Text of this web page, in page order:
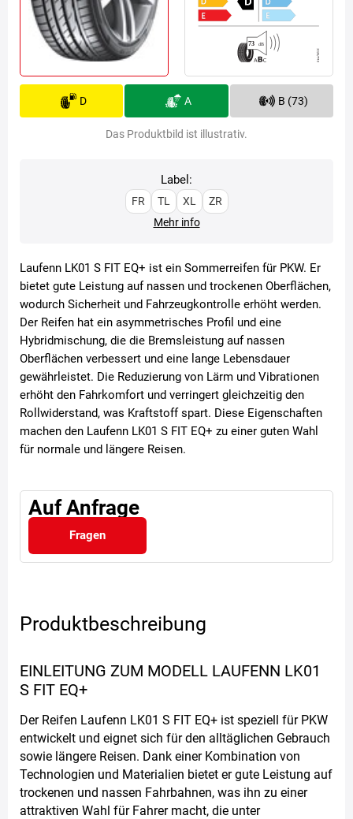
D A B (73)
Das Produktbild ist illustrativ.
Label:
FR TL XL
ZR
Mehr info
Laufenn LK01 S FIT EQ+ ist ein Sommerreifen für PKW. Er
bietet gute Leistung auf nassen und trockenen Oberflächen,
wodurch Sicherheit und Fahrzeugkontrolle erhöht werden.
Der Reifen hat ein asymmetrisches Profil und eine
Hybridmischung, die die Bremsleistung auf nassen
Oberflächen verbessert und eine lange Lebensdauer
gewährleistet. Die Reduzierung von Lärm und Vibrationen
erhöht den Fahrkomfort und verringert gleichzeitig den
Rollwiderstand, was Kraftstoff spart. Diese Eigenschaften
machen den Laufenn LK01 S FIT EQ+ zu einer guten Wahl
für normale und längere Reisen.
Auf Anfrage
Fragen
Produktbeschreibung
EINLEITUNG ZUM MODELL LAUFENN LK01
S FIT EQ+
Der Reifen Laufenn LK01 S FIT EQ+ ist speziell für PKW
entwickelt und eignet sich für den alltäglichen Gebrauch
sowie längere Reisen. Dank einer Kombination von
Technologien und Materialien bietet er gute Leistung auf
trockenen und nassen Fahrbahnen, was ihn zu einer
attraktiven Wahl für Fahrer macht, die unter